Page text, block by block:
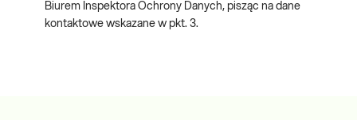
Biurem Inspektora Ochrony Danych, pisząc na dane
kontaktowe wskazane w pkt. 3.